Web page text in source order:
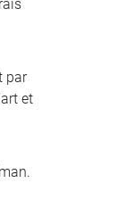
par
et